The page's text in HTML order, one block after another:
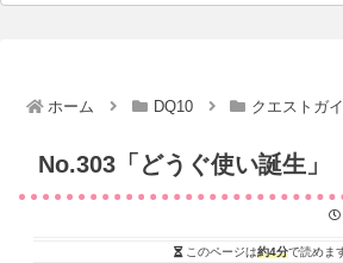
ホーム DQ10 クエストガ
No.303「どうぐ使い誕生」
このページは約4分で読めま